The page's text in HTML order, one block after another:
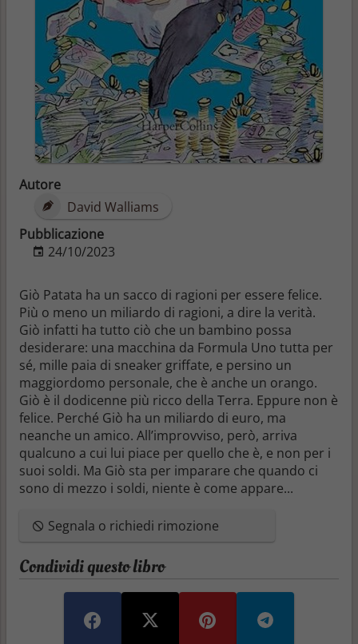
Autore
David Walliams
Pubblicazione
24/10/2023
Giò Patata ha un sacco di ragioni per essere felice.
Più o meno un miliardo di ragioni, a dire la verità.
Giò infatti ha tutto ciò che un bambino possa
desiderare: una macchina da Formula Uno tutta per
sé, mille paia di sneaker griffate, e persino un
maggiordomo personale, che è anche un orango.
Giò è il dodicenne più ricco della Terra. Eppure non è
felice. Perché Giò ha un miliardo di euro, ma
neanche un amico. All’improvviso, però, arriva
qualcuno a cui lui piace per quello che è, e non per i
suoi soldi. Ma Giò sta per imparare che quando ci
sono di mezzo i soldi, niente è come appare...
Segnala o richiedi rimozione
Condividi questo libro